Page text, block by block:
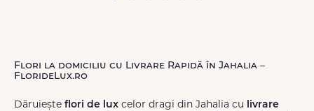
Flori la domiciliu cu Livrare Rapidă în Jahalia –
FlorideLux.ro
Dăruiește flori de lux celor dragi din Jahalia cu livrare